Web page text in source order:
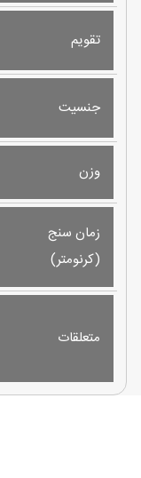
تقویم
جنسیت
وزن
زمان سنج
(کرنومتر)
متعلقات